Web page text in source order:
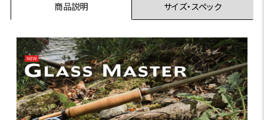
商品説明 サイズ・スペック